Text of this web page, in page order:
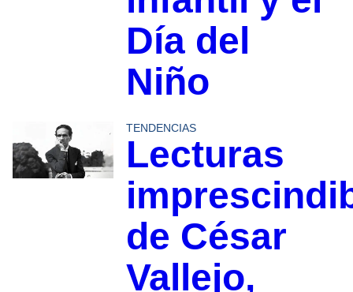
Día del
Niño
TENDENCIAS
Lecturas
de César
Vallejo,